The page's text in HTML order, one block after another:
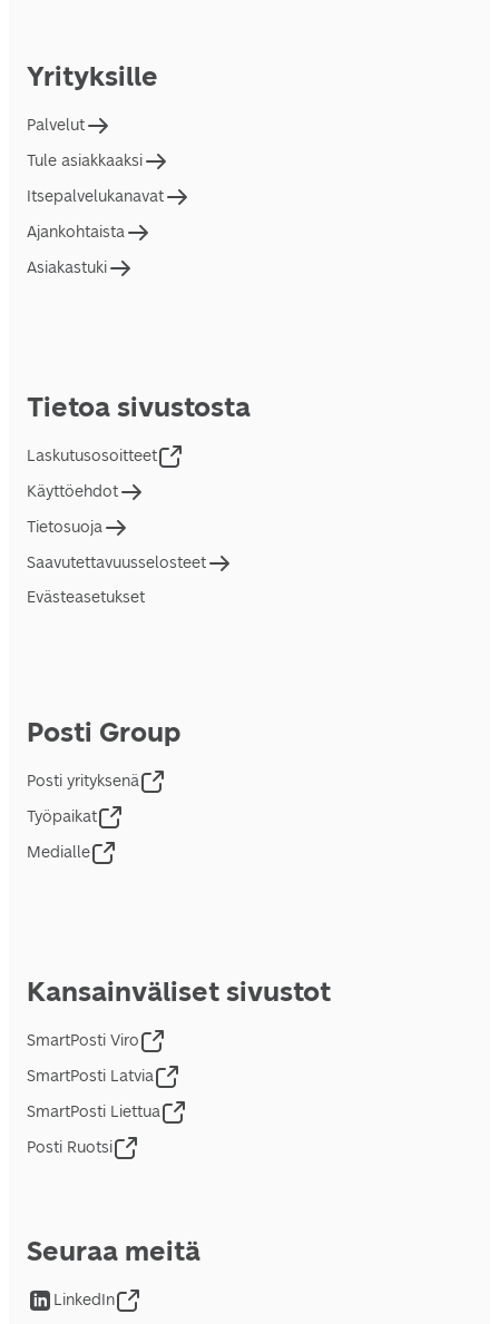
Yrityksille
Palvelut
Tule asiakkaaksi
Itsepalvelukanavat
Ajankohtaista
Asiakastuki
Tietoa sivustosta
Laskutusosoitteet
Käyttöehdot
Tietosuoja
Saavutettavuusselosteet
Evästeasetukset
Posti Group
Posti yrityksenä
Työpaikat
Medialle
Kansainväliset sivustot
SmartPosti Viro
SmartPosti Latvia
SmartPosti Liettua
Posti Ruotsi
Seuraa meitä
LinkedIn